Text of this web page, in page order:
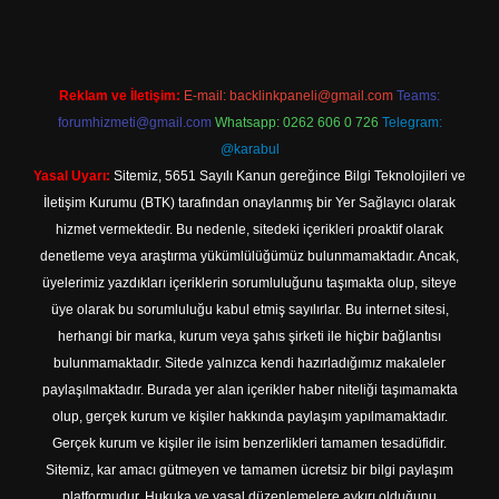
Reklam ve İletişim: E-mail: backlinkpaneli@gmail.com Teams:
forumhizmeti@gmail.com Whatsapp: 0262 606 0 726 Telegram:
@karabul
Yasal Uyarı: Sitemiz, 5651 Sayılı Kanun gereğince Bilgi Teknolojileri ve
İletişim Kurumu (BTK) tarafından onaylanmış bir Yer Sağlayıcı olarak
hizmet vermektedir. Bu nedenle, sitedeki içerikleri proaktif olarak
denetleme veya araştırma yükümlülüğümüz bulunmamaktadır. Ancak,
üyelerimiz yazdıkları içeriklerin sorumluluğunu taşımakta olup, siteye
üye olarak bu sorumluluğu kabul etmiş sayılırlar. Bu internet sitesi,
herhangi bir marka, kurum veya şahıs şirketi ile hiçbir bağlantısı
bulunmamaktadır. Sitede yalnızca kendi hazırladığımız makaleler
paylaşılmaktadır. Burada yer alan içerikler haber niteliği taşımamakta
olup, gerçek kurum ve kişiler hakkında paylaşım yapılmamaktadır.
Gerçek kurum ve kişiler ile isim benzerlikleri tamamen tesadüfidir.
Sitemiz, kar amacı gütmeyen ve tamamen ücretsiz bir bilgi paylaşım